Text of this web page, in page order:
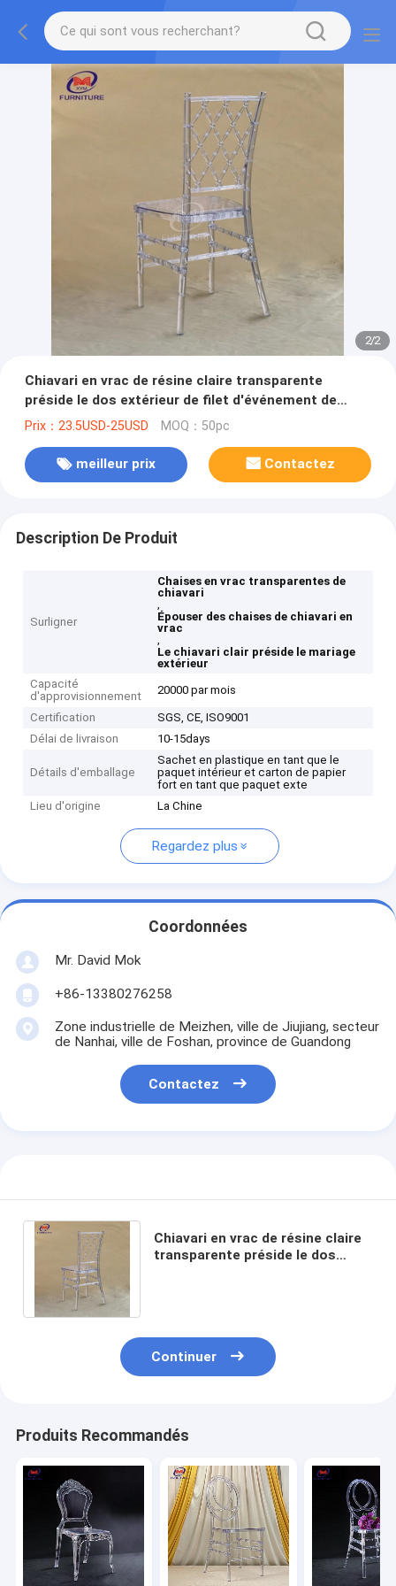
2/2
Chiavari en vrac de résine claire transparente
préside le dos extérieur de filet d'événement de
mariage
Prix：23.5USD-25USD MOQ：50pc
meilleur prix Contactez
Description De Produit
Surligner
Chaises en vrac transparentes de
chiavari
,
Épouser des chaises de chiavari en
vrac
,
Le chiavari clair préside le mariage
extérieur
Capacité
d'approvisionnement
20000 par mois
Certification
SGS, CE, ISO9001
Délai de livraison
10-15days
Détails d'emballage
Sachet en plastique en tant que le
paquet intérieur et carton de papier
fort en tant que paquet exte
Lieu d'origine
La Chine
Regardez plus
Coordonnées
Mr. David Mok
+86-13380276258
Zone industrielle de Meizhen, ville de Jiujiang, secteur
de Nanhai, ville de Foshan, province de Guandong
Contactez
Chiavari en vrac de résine claire
transparente préside le dos
Continuer
Produits Recommandés